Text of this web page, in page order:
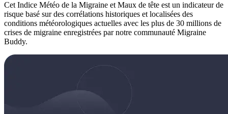
Cet Indice Météo de la Migraine et Maux de tête est un indicateur de
risque basé sur des corrélations historiques et localisées des
conditions météorologiques actuelles avec les plus de 30 millions de
crises de migraine enregistrées par notre communauté Migraine
Buddy.